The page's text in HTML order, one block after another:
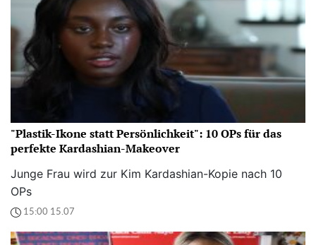
"Plastik-Ikone statt Persönlichkeit": 10 OPs für das
perfekte Kardashian-Makeover
Junge Frau wird zur Kim Kardashian-Kopie nach 10
OPs
15:00 15.07